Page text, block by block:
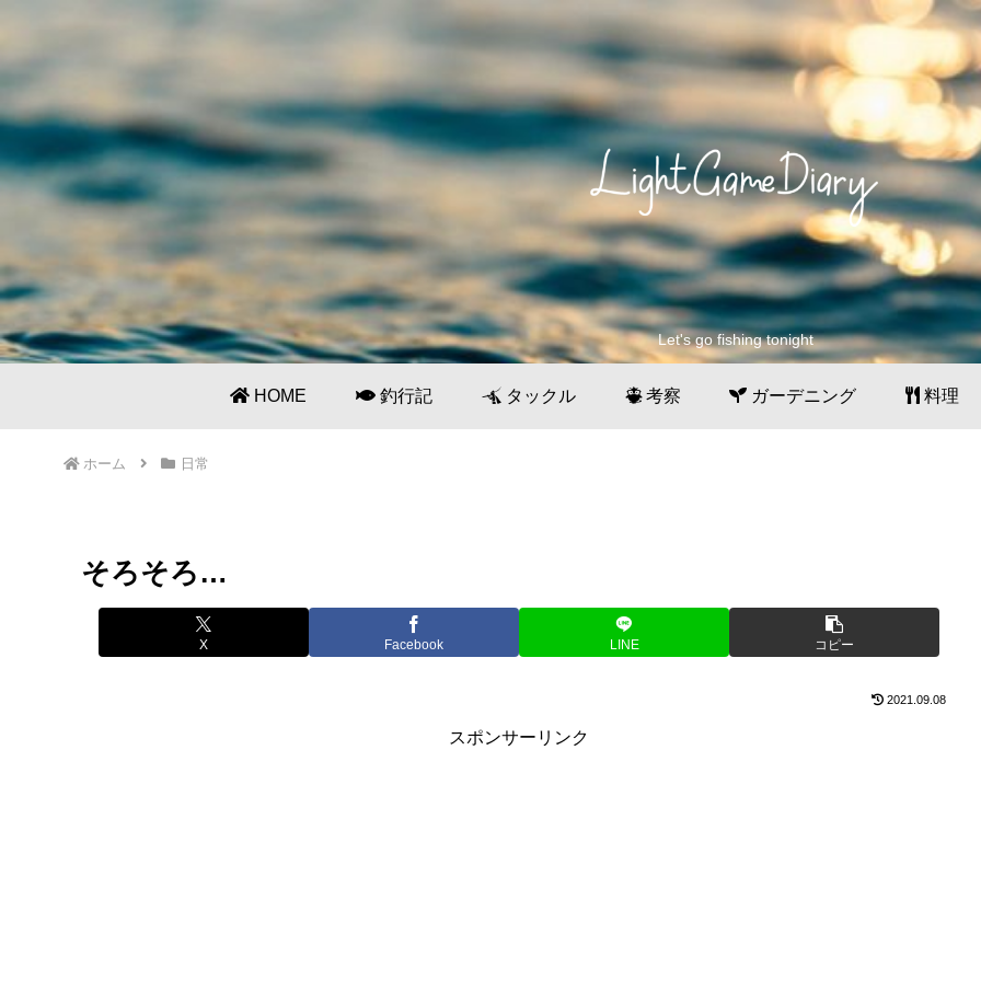
Let's go fishing tonight
HOME 釣行記 タックル 考察 ガーデニング 料理
ホーム 日常
そろそろ…
X Facebook LINE コピー
2021.09.08
スポンサーリンク